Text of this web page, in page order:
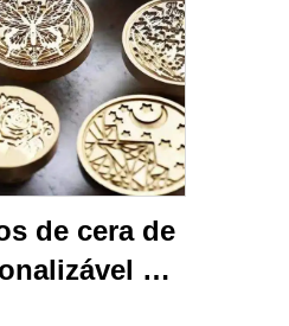
de cera de
de